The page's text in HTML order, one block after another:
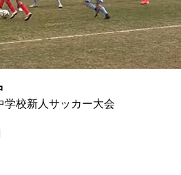
学校新人サッカー大会